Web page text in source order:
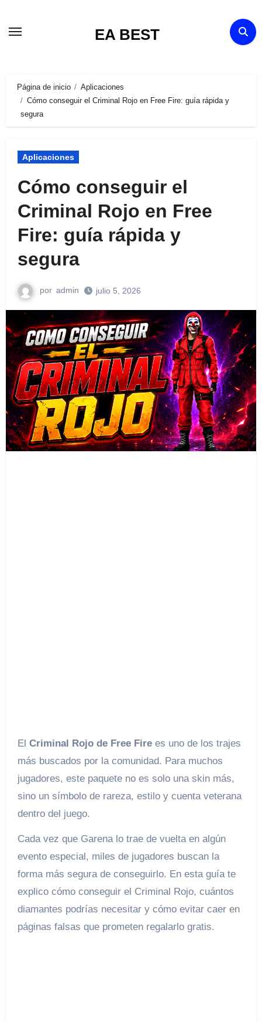
EA BEST
Página de inicio
Aplicaciones
Cómo conseguir el Criminal Rojo en Free Fire: guía rápida y
segura
Aplicaciones
Cómo conseguir el
Criminal Rojo en Free
Fire: guía rápida y
segura
por admin julio 5, 2026
El Criminal Rojo de Free Firees uno de los trajes
más buscados por la comunidad. Para muchos
jugadores, este paquete no es solo una skin más,
sino un símbolo de rareza, estilo y cuenta veterana
dentro del juego.
Cada vez que Garena lo trae de vuelta en algún
evento especial, miles de jugadores buscan la
forma más segura de conseguirlo. En esta guía te
explico cómo conseguir el Criminal Rojo, cuántos
diamantes podrías necesitar y cómo evitar caer en
páginas falsas que prometen regalarlo gratis.